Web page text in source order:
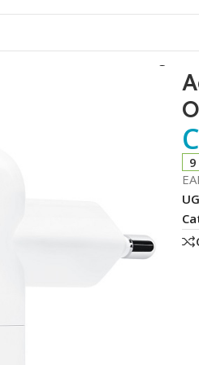
2xUSB-C 35W – Original